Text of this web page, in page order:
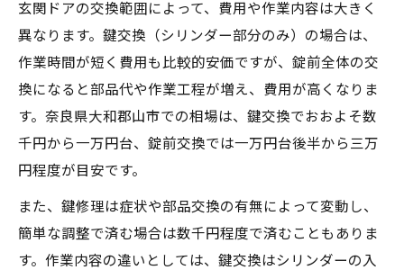
玄関ドアの交換範囲によって、費用や作業内容は大きく
異なります。鍵交換（シリンダー部分のみ）の場合は、
作業時間が短く費用も比較的安価ですが、錠前全体の交
換になると部品代や作業工程が増え、費用が高くなりま
す。奈良県大和郡山市での相場は、鍵交換でおおよそ数
千円から一万円台、錠前交換では一万円台後半から三万
円程度が目安です。
また、鍵修理は症状や部品交換の有無によって変動し、
簡単な調整で済む場合は数千円程度で済むこともありま
す。作業内容の違いとしては、鍵交換はシリンダーの入